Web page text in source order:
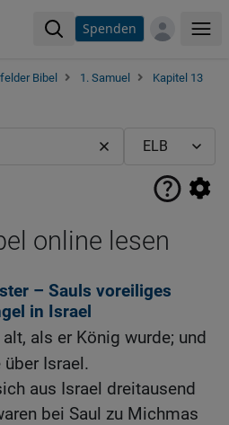
Spenden
Bibel 1. Samuel
Kapitel 13
online lesen
– Sauls voreiliges
in Israel
alt, als er König wurde; und
Israel.
aus Israel dreitausend
bei Saul zu Michmas